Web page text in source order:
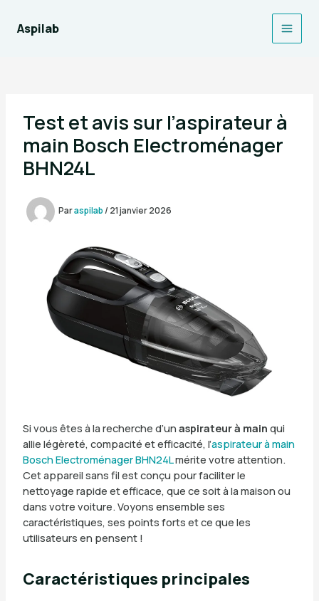
contenu
Aspilab
Main
Test et avis sur l’aspirateur à
main Bosch Electroménager
BHN24L
Paraspilab/ 21 janvier 2026
Si vous êtes à la recherche d’un aspirateur à main qui
allie légèreté, compacité et efficacité, l’aspirateur à main
Bosch Electroménager BHN24Lmérite votre attention.
Cet appareil sans fil est conçu pour faciliter le
nettoyage rapide et efficace, que ce soit à la maison ou
dans votre voiture. Voyons ensemble ses
caractéristiques, ses points forts et ce que les
utilisateurs en pensent !
Caractéristiques principales